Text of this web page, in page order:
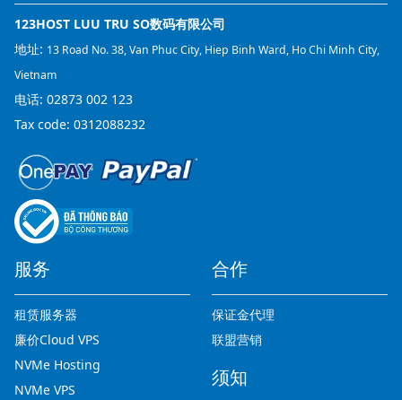
123HOST LUU TRU SO数码有限公司
地址: 13 Road No. 38, Van Phuc City, Hiep Binh Ward, Ho Chi Minh City,
Vietnam
电话: 02873 002 123
Tax code: 0312088232
服务
租赁服务器
廉价Cloud VPS
NVMe Hosting
NVMe VPS
合作
保证金代理
联盟营销
须知